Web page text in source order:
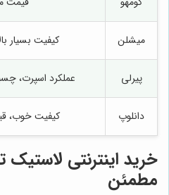
میشلن کیفیت بسیار
پیرلی عملکرد اسپرت،
دانلوپ کیفیت خوب،
خرید اینترنتی
مطمئن